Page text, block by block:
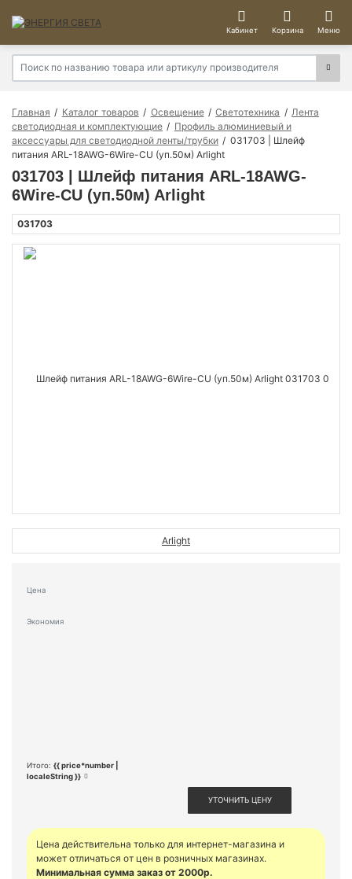
Кабинет Корзина Меню
Главная Каталог товаров Освещение Светотехника
Лента
светодиодная и комплектующие
Профиль алюминиевый и
аксессуары для светодиодной ленты/трубки
031703 | Шлейф
питания ARL-18AWG-6Wire-CU (уп.50м) Arlight
031703 | Шлейф питания ARL-18AWG-
6Wire-CU (уп.50м) Arlight
031703
Arlight
Цена
Экономия
Итого: {{ price*number |
localeString }}
УТОЧНИТЬ ЦЕНУ
Цена действительна только для интернет-магазина и
может отличаться от цен в розничных магазинах.
Минимальная сумма заказ от 2000р.